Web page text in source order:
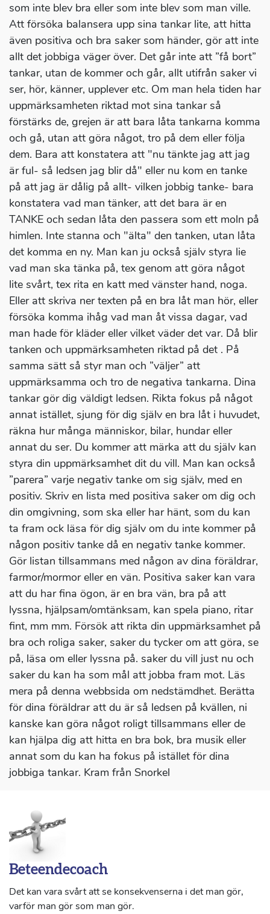
som inte blev bra eller som inte blev som man ville.
Att försöka balansera upp sina tankar lite, att hitta
även positiva och bra saker som händer, gör att inte
allt det jobbiga väger över. Det går inte att ”få bort”
tankar, utan de kommer och går, allt utifrån saker vi
ser, hör, känner, upplever etc. Om man hela tiden har
uppmärksamheten riktad mot sina tankar så
förstärks de, grejen är att bara låta tankarna komma
och gå, utan att göra något, tro på dem eller följa
dem. Bara att konstatera att "nu tänkte jag att jag
är ful- så ledsen jag blir då" eller nu kom en tanke
på att jag är dålig på allt- vilken jobbig tanke- bara
konstatera vad man tänker, att det bara är en
TANKE och sedan låta den passera som ett moln på
himlen. Inte stanna och "älta" den tanken, utan låta
det komma en ny. Man kan ju också själv styra lie
vad man ska tänka på, tex genom att göra något
lite svårt, tex rita en katt med vänster hand, noga.
Eller att skriva ner texten på en bra låt man hör, eller
försöka komma ihåg vad man åt vissa dagar, vad
man hade för kläder eller vilket väder det var. Då blir
tanken och uppmärksamheten riktad på det . På
samma sätt så styr man och ”väljer” att
uppmärksamma och tro de negativa tankarna. Dina
tankar gör dig väldigt ledsen. Rikta fokus på något
annat istället, sjung för dig själv en bra låt i huvudet,
räkna hur många människor, bilar, hundar eller
annat du ser. Du kommer att märka att du själv kan
styra din uppmärksamhet dit du vill. Man kan också
”parera” varje negativ tanke om sig själv, med en
positiv. Skriv en lista med positiva saker om dig och
din omgivning, som ska eller har hänt, som du kan
ta fram ock läsa för dig själv om du inte kommer på
någon positiv tanke då en negativ tanke kommer.
Gör listan tillsammans med någon av dina föräldrar,
farmor/mormor eller en vän. Positiva saker kan vara
att du har fina ögon, är en bra vän, bra på att
lyssna, hjälpsam/omtänksam, kan spela piano, ritar
fint, mm mm. Försök att rikta din uppmärksamhet på
bra och roliga saker, saker du tycker om att göra, se
på, läsa om eller lyssna på. saker du vill just nu och
saker du kan ha som mål att jobba fram mot. Läs
mera på denna webbsida om nedstämdhet. Berätta
för dina föräldrar att du är så ledsen på kvällen, ni
kanske kan göra något roligt tillsammans eller de
kan hjälpa dig att hitta en bra bok, bra musik eller
annat som du kan ha fokus på istället för dina
jobbiga tankar. Kram från Snorkel
Beteendecoach
Det kan vara svårt att se konsekvenserna i det man gör,
varför man gör som man gör.